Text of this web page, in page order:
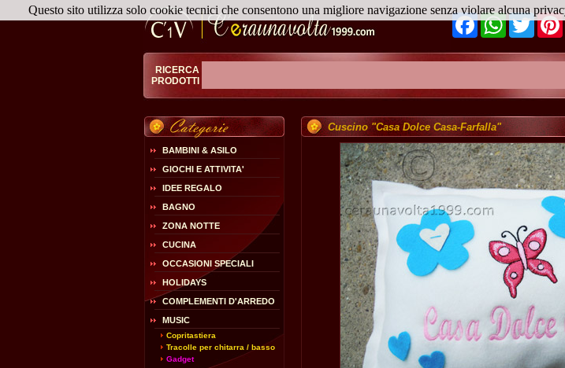
FacebookWhatsApp
Twitter
RICERCA
PRODOTTI
BAMBINI & ASILO
GIOCHI E ATTIVITA'
IDEE REGALO
BAGNO
ZONA NOTTE
CUCINA
OCCASIONI SPECIALI
HOLIDAYS
COMPLEMENTI D'ARREDO
MUSIC
Copritastiera
Tracolle per chitarra / basso
Gadget
Cuscino "Casa Dolce Casa-Farfalla"
Questo sito utilizza solo cookie tecnici che consentono una migliore navigazione senza violare alcuna